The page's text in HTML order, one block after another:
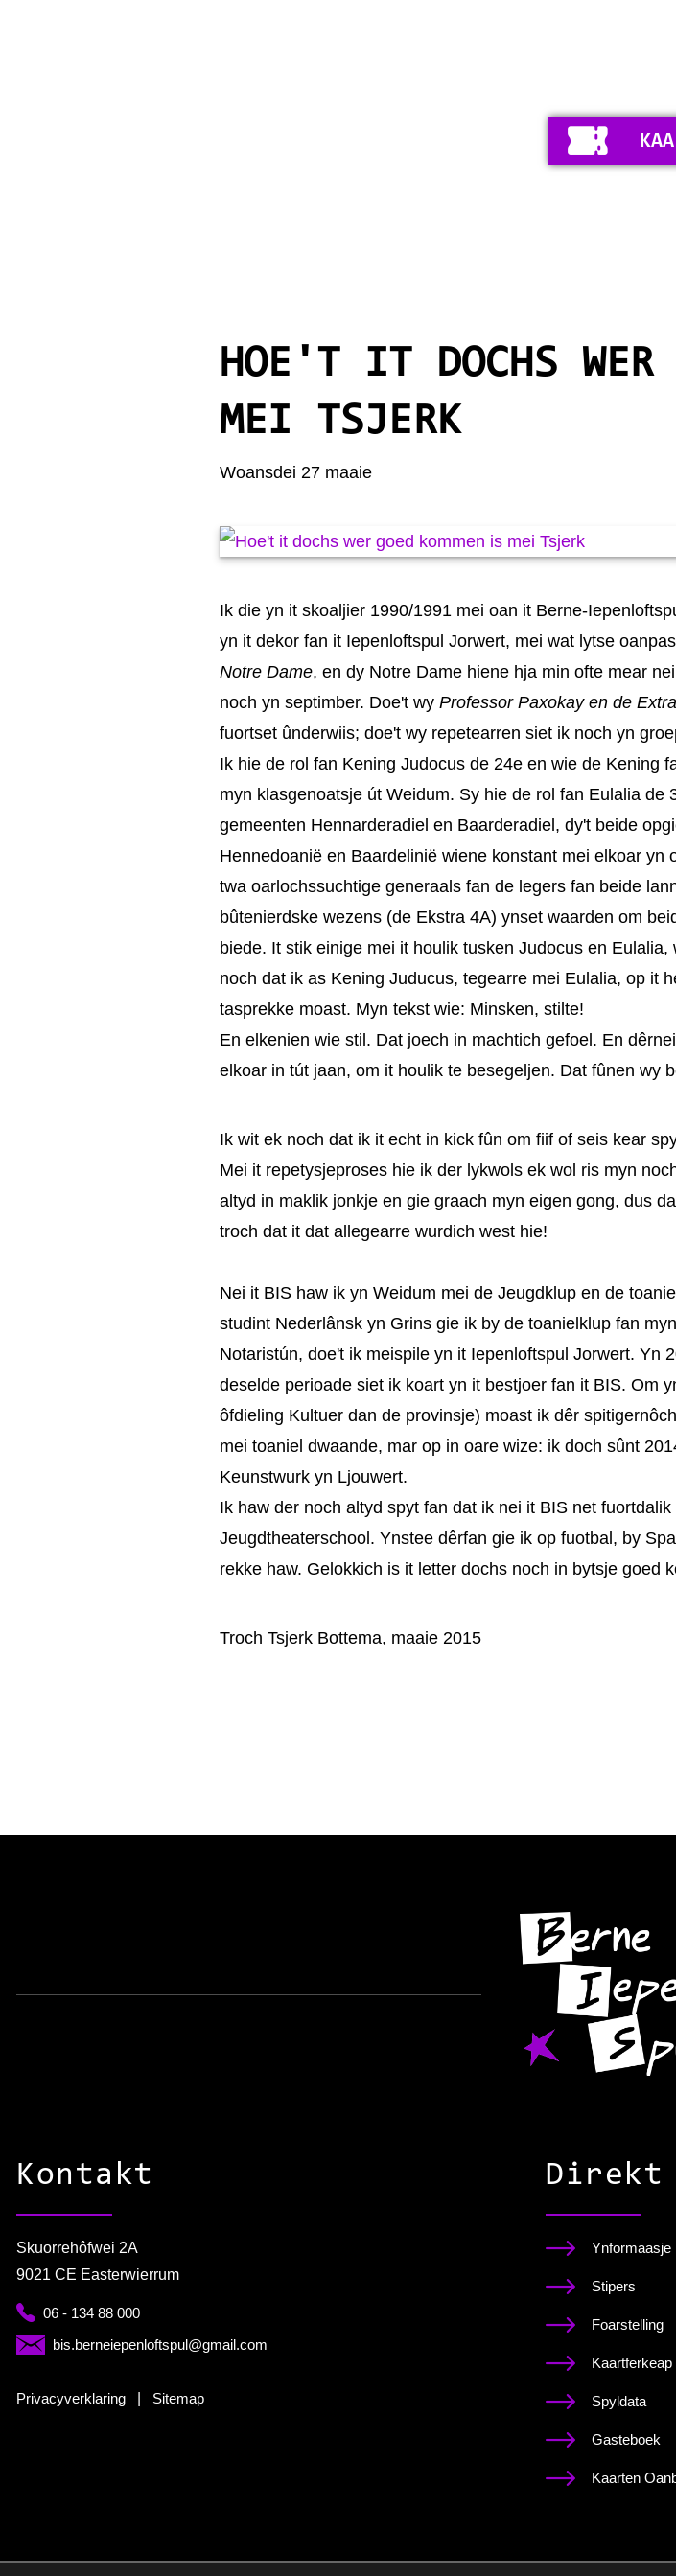
HOE'T IT DOCHS WER
MEI TSJERK
Woansdei 27 maaie
Ik die yn it skoaljier 1990/1991 mei oan it Berne-
yn it dekor fan it Iepenloftspul Jorwert, mei wat lytse
Notre Dame, en dy Notre Dame hiene hja min ofte mear
noch yn septimber. Doe't wy Professor Paxokay en de
fuortset ûnderwiis; doe't wy repetearren siet ik noch yn
Ik hie de rol fan Kening Judocus de 24e en wie de Kening
myn klasgenoatsje út Weidum. Sy hie de rol fan Eulalia
gemeenten Hennarderadiel en Baarderadiel, dy't beide
Hennedoanië en Baardelinië wiene konstant mei elkoar
twa oarlochssuchtige generaals fan de legers fan beide
bûtenierdske wezens (de Ekstra 4A) ynset waarden om
biede. It stik einige mei it houlik tusken Judocus en
noch dat ik as Kening Juducus, tegearre mei Eulalia, op it
tasprekke moast. Myn tekst wie: Minsken, stilte!
En elkenien wie stil. Dat joech in machtich gefoel. En
elkoar in tút jaan, om it houlik te besegeljen. Dat fûnen wy
Ik wit ek noch dat ik it echt in kick fûn om fiif of seis kear
Mei it repetysjeproses hie ik der lykwols ek wol ris myn
altyd in maklik jonkje en gie graach myn eigen gong, dus
troch dat it dat allegearre wurdich west hie!
Nei it BIS haw ik yn Weidum mei de Jeugdklup en de
studint Nederlânsk yn Grins gie ik by de toanielklup fan
Notaristún, doe't ik meispile yn it Iepenloftspul Jorwert. Yn
deselde perioade siet ik koart yn it bestjoer fan it BIS. Om
ôfdieling Kultuer dan de provinsje) moast ik dêr
mei toaniel dwaande, mar op in oare wize: ik doch sûnt
Keunstwurk yn Ljouwert.
Ik haw der noch altyd spyt fan dat ik nei it BIS net
Jeugdtheaterschool. Ynstee dêrfan gie ik op fuotbal, by
rekke haw. Gelokkich is it letter dochs noch in bytsje goed
Troch Tsjerk Bottema, maaie 2015
Kontakt
Skuorrehôfwei 2A
9021 CE Easterwierrum
06 - 134 88 000
bis.berneiepenloftspul@gmail.com
Privacyverklaring Sitemap
Direkt
Ynformaasje
Stipers
Foarstelling
Kaartferkeap
Spyldata
Gasteboek
Kaarten